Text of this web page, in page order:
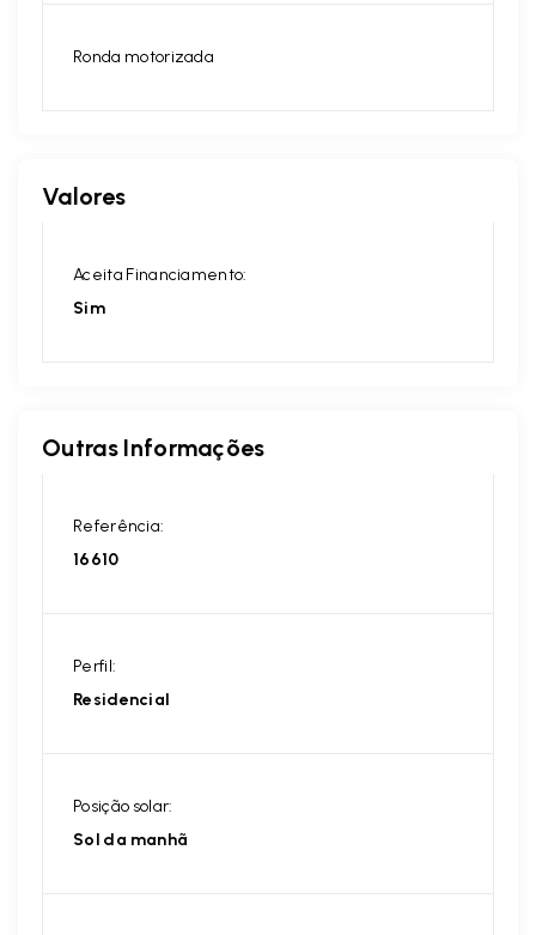
Ronda motorizada
Valores
Aceita Financiamento:
Sim
Outras Informações
Referência:
16610
Perfil:
Residencial
Posição solar:
Sol da manhã